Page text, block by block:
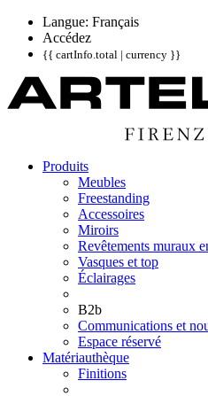
Langue: Français
Accédez
{{ cartInfo.total | currency }}
Produits
Meubles
Freestanding
Accessoires
Miroirs
Revêtements muraux
Vasques et top
Éclairages
B2b
Communications et
Espace réservé
Matériauthèque
Finitions